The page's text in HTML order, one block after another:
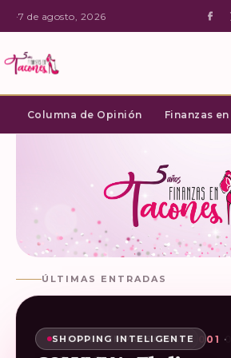
·7 de agosto, 2026
Columna de Opinión Finanzas
ÚLTIMAS ENTRADAS
SHOPPING INTELIGENTE 01
ESPACIO EMPRESARIAL 02 ·
ESPACIO EMPRESARIAL 03 ·
ESPACIO EMPRESARIAL 04 ·